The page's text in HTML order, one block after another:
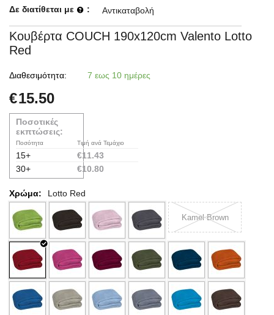
Δε διατίθεται με : Αντικαταβολή
Κουβέρτα COUCH 190x120cm Valento Lotto
Red
Διαθεσιμότητα: 7 εως 10 ημέρες
€15.50
Ποσοτικές
εκπτώσεις:
Ποσότητα
15+
30+
Τιμή ανά Τεμάχιο
€11.43
€10.80
Χρώμα: Lotto Red
Kamel Brown